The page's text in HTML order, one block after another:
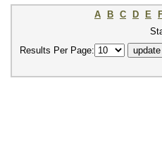
A B C D E
Results Per Page: